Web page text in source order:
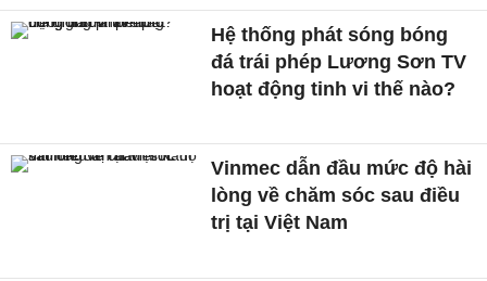
Hệ thống phát sóng bóng
đá trái phép Lương Sơn TV
hoạt động tinh vi thế nào?
Vinmec dẫn đầu mức độ hài
lòng về chăm sóc sau điều
trị tại Việt Nam